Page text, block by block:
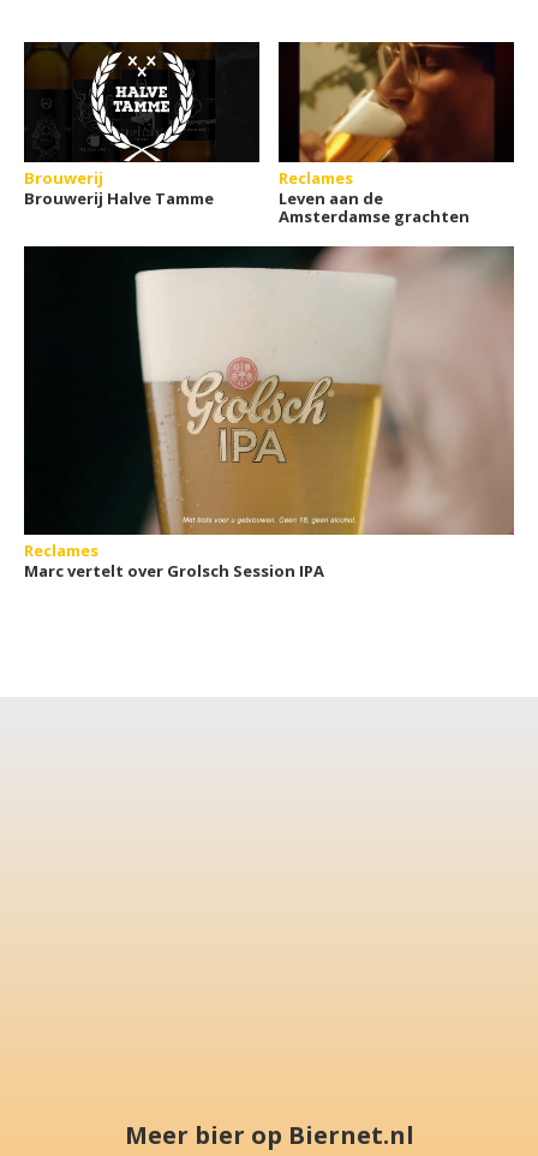
Brouwerij
Brouwerij Halve Tamme
Reclames
Leven aan de
Amsterdamse grachten
Reclames
Marc vertelt over Grolsch Session IPA
Meer bier op Biernet.nl